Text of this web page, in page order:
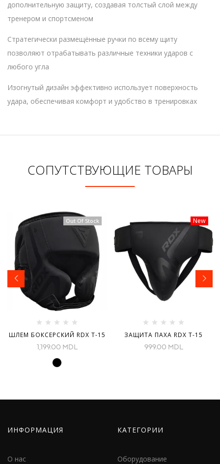
дополнительную защиту, создавая толстый слой между
тренером и спортсменом
Стратегически размещённые ручки по всему щиту
позволяют отрабатывать различные техники ударов с
любого угла
Изогнутый дизайн эффективно использует поверхность
удара, обеспечивая комфорт и удобство в тренировках
СОПУТСТВУЮЩИЕ ТОВАРЫ
New
Out Of Stock
ШЛЕМ БОКСЕРСКИЙ RDX T-15
1,199.00 MDL
New
ЗАЩИТА ПАХА RDX T-15
999.00 MDL
ИНФОРМАЦИЯ
О нас
КАТЕГОРИИ
Оборудование